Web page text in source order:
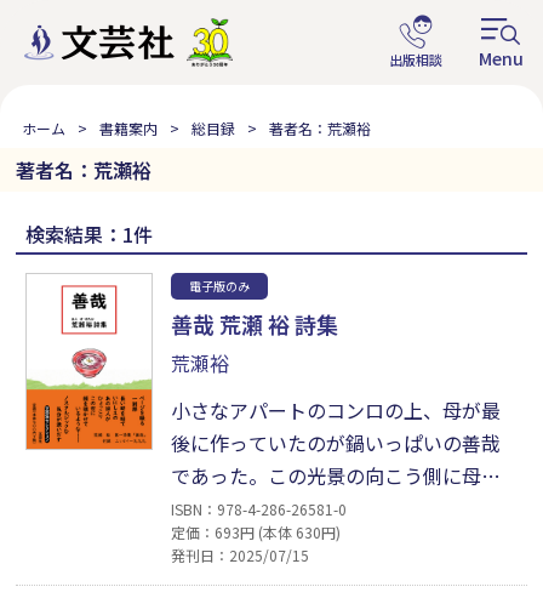
ホーム 書籍案内 総目録 著者名：荒瀬裕
著者名：荒瀬裕
検索結果：1件
電子版のみ
善哉 荒瀬 裕 詩集
荒瀬裕
小さなアパートのコンロの上、母が最
後に作っていたのが鍋いっぱいの善哉
であった。この光景の向こう側に母の
思いと一生が貫いている。表題の詩を
はじめとする39編を収めた初詩集。付
録のエッセイも詩的散文。「ページを
ISBN：978-4-286-26581-0
定価：693円 (本体 630円)
発刊日：2025/07/15